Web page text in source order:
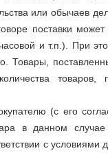
или обычаев
поставки
и т.п.). При
Товары,
товаров,
(с его
в данном
с условиями